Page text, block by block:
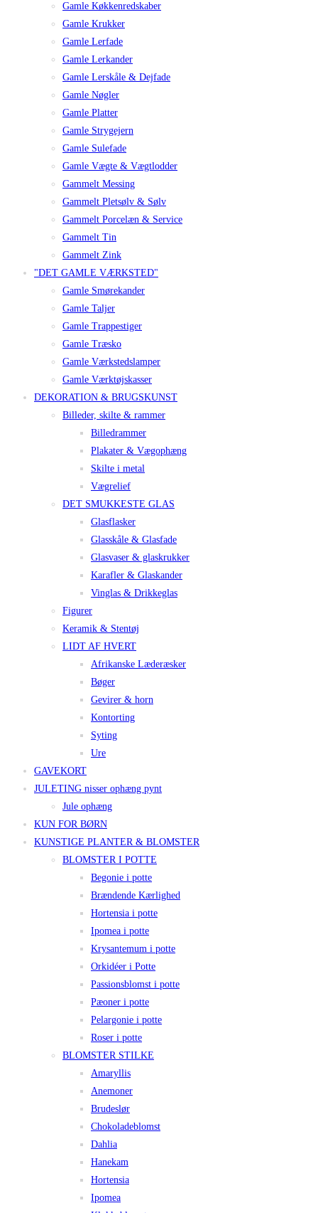
Gamle Køkkenredskaber
Gamle Krukker
Gamle Lerfade
Gamle Lerkander
Gamle Lerskåle & Dejfade
Gamle Nøgler
Gamle Platter
Gamle Strygejern
Gamle Sulefade
Gamle Vægte & Vægtlodder
Gammelt Messing
Gammelt Pletsølv & Sølv
Gammelt Porcelæn & Service
Gammelt Tin
Gammelt Zink
"DET GAMLE VÆRKSTED"
Gamle Smørekander
Gamle Taljer
Gamle Trappestiger
Gamle Træsko
Gamle Værkstedslamper
Gamle Værktøjskasser
DEKORATION & BRUGSKUNST
Billeder, skilte & rammer
Billedrammer
Plakater & Vægophæng
Skilte i metal
Vægrelief
DET SMUKKESTE GLAS
Glasflasker
Glasskåle & Glasfade
Glasvaser & glaskrukker
Karafler & Glaskander
Vinglas & Drikkeglas
Figurer
Keramik & Stentøj
LIDT AF HVERT
Afrikanske Læderæsker
Bøger
Gevirer & horn
Kontorting
Syting
Ure
GAVEKORT
JULETING nisser ophæng pynt
Jule ophæng
KUN FOR BØRN
KUNSTIGE PLANTER & BLOMSTER
BLOMSTER I POTTE
Begonie i potte
Brændende Kærlighed
Hortensia i potte
Ipomea i potte
Krysantemum i potte
Orkidéer i Potte
Passionsblomst i potte
Pæoner i potte
Pelargonie i potte
Roser i potte
BLOMSTER STILKE
Amaryllis
Anemoner
Brudeslør
Chokoladeblomst
Dahlia
Hanekam
Hortensia
Ipomea